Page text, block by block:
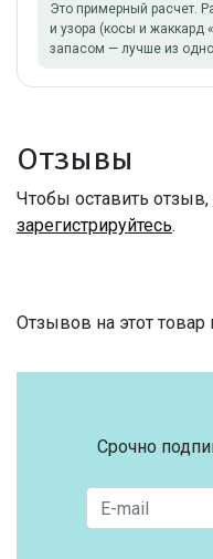
Это примерный расчет.
и узора (косы и жаккард
запасом — лучше из
Отзывы
Чтобы оставить отзыв,
зарегистрируйтесь.
Отзывов на этот товар
Срочно